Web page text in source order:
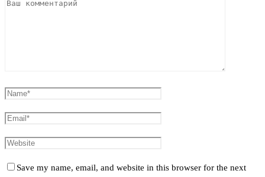
Save my name, email, and website in this browser for the next